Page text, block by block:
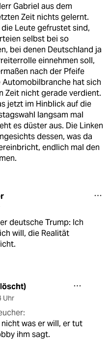
Gabriel aus dem
Zeit nichts gelernt.
die Leute gefrustet sind,
selbst bei so
bei denen Deutschland ja
einnehmen soll,
nach der Pfeife
Automobilbranche hat sich
Zeit nicht gerade verdient.
jetzt im Hinblick auf die
langsam mal
es düster aus. Die Linken
dessen, was da
endlich mal den
deutsche Trump: Ich
will, die Realität
Uhr
was er will, er tut
ihm sagt.